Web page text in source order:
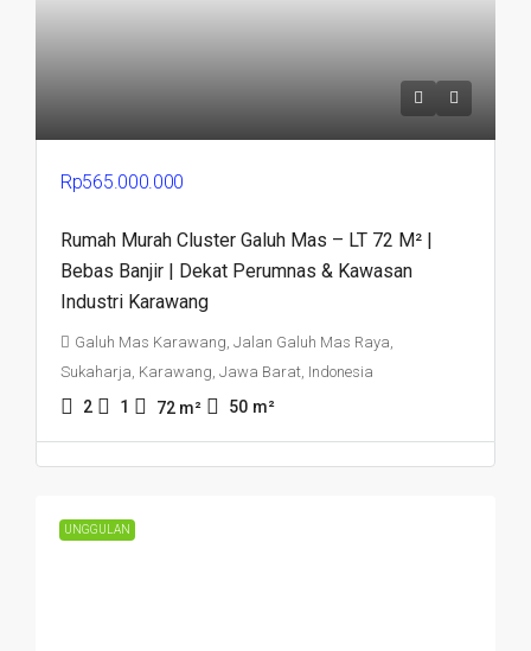
Rp565.000.000
Rumah Murah Cluster Galuh Mas – LT 72 M² |
Bebas Banjir | Dekat Perumnas & Kawasan
Industri Karawang
Galuh Mas Karawang, Jalan Galuh Mas Raya,
Sukaharja, Karawang, Jawa Barat, Indonesia
2 1 72 m² 50 m²
UNGGULAN